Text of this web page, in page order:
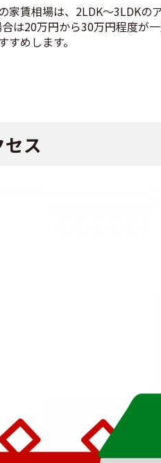
家賃相場は、2LDK〜3LDK
合は20万円から30万円程度が
すめします。
ス